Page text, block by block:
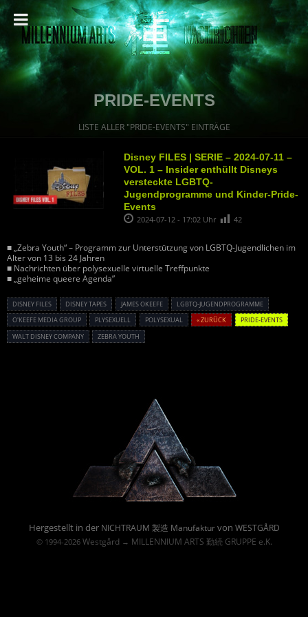
PRIDE-EVENTS
LISTE ALLER "PRIDE-EVENTS" EINTRÄGE
Disney FILES | SERIE – 2024-07-11 –
VOL. 1 – Insider enthüllt Disneys
versteckte LGBTQ-
Jugendprogramme und Kinder-Pride-
Events
2024-07-12 - 17:02 Uhr 42
■ „Zebra Youth“ – Programm zur Unterstützung von LGBTQ-Jugendlichen im
Alter von 13 bis 24 Jahren
■ Nachrichten über polysexuelle virtuelle Treffpunkte
■ „geheime queere Agenda”
DISNEY FILES DISNEY TAPES JAMES OKEEFE
LGBTQ-JUGENDPROGRAMME
O'KEEFE MEDIA GROUP
PLYSEXUELL POLYSEXUAL « ZURÜCK
PRIDE-EVENTS
WALT DISNEY COMPANY
ZEBRA YOUTH
Hergestellt in der NICHTRAUM 製造 Manufakturvon WESTGÅRD
© 1994-2026 Westgård→ MILLENNIUM ARTS 勤続 GRUPPE e.K.
Powered By :